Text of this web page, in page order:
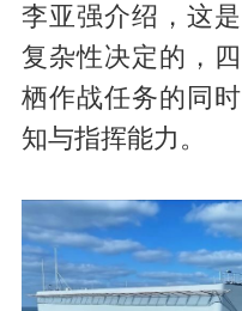
李亚强介绍，这
复杂性决定的，
栖作战任务的同
知与指挥能力。